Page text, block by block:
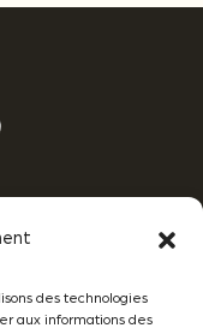
des technologies
aux informations des